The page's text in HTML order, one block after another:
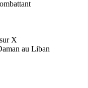
X
au Liban